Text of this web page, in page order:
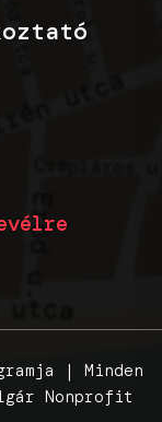
| Minden
Nonprofit